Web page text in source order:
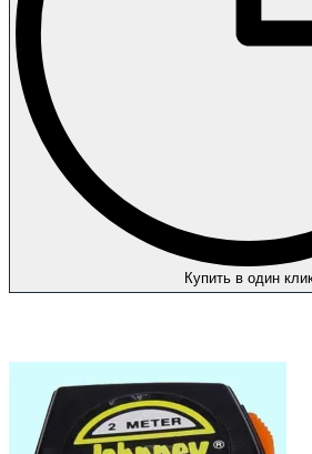
Купить в один